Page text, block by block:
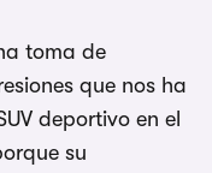
toma de
que nos ha
deportivo en el
su